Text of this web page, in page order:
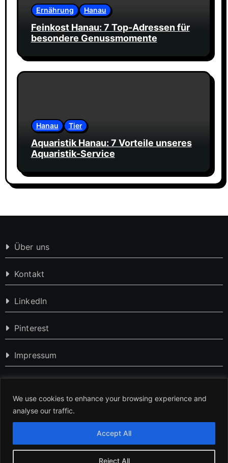
We use cookies to enhance your browsing experience and
analyse our traffic.
Reject All
Accept All
Ernährung Hanau
Feinkost Hanau: 7 Top-Adressen für
besondere Genussmomente
Hanau Tier
Aquaristik Hanau: 7 Vorteile unseres
Aquaristik-Service
Über uns
Kontakt
LinkedIn
Pinterest
Impressum